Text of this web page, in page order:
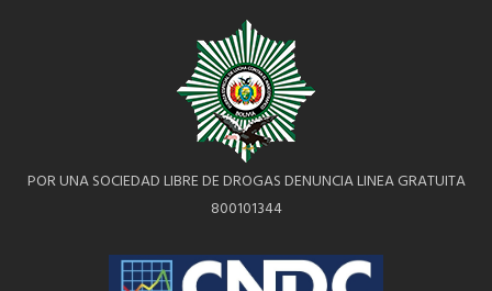
POR UNA SOCIEDAD LIBRE DE DROGAS DENUNCIA LINEA GRATUITA
800101344